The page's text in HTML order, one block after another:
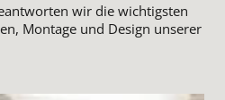
wir die wichtigsten
Montage und Design unserer